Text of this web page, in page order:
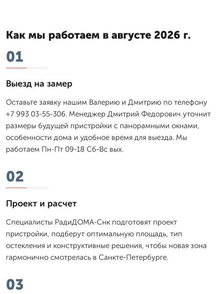
Как мы работаем в августе 2026 г.
01
Выезд на замер
Оставьте заявку нашим Валерию и Дмитрию по телефону
+7 993 03-55-306. Менеджер Дмитpий Федорович уточнит
размеры будущей пристройки с панорамными окнами,
особенности дома и удобное время для выезда. Мы
работаем Пн-Пт 09-18 Сб-Вс вых.
02
Проект и расчет
Специалисты РадиДОМА-Снк подготовят проект
пристройки, подберут оптимальную площадь, тип
остекления и конструктивные решения, чтобы новая зона
гармонично смотрелась в Санкте-Петербурге.
03